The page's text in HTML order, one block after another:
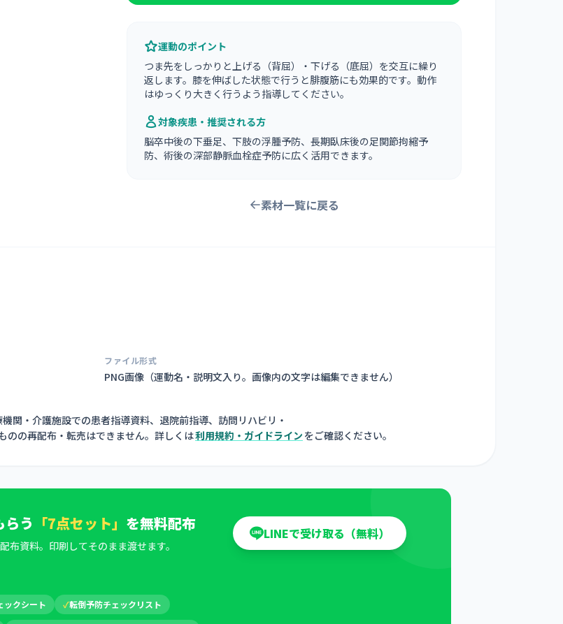
運動のポイント
つま先をしっかりと上げる（背屈）・下げる（底屈）を交互に繰り
返します。膝を伸ばした状態で行うと腓腹筋にも効果的です。動作
はゆっくり大きく行うよう指導してください。
対象疾患・推奨される方
脳卒中後の下垂足、下肢の浮腫予防、長期臥床後の足関節拘縮予
防、術後の深部静脈血栓症予防に広く活用できます。
素材一覧に戻る
ファイル形式
PNG画像（運動名・説明文入り。画像内の文字は編集できません）
関・介護施設での患者指導資料、退院前指導、訪問リハビリ・
のの再配布・転売はできません。詳しくは利用規約・ガイドライン をご確認ください。
う 「7点セット」 を無料配布
布資料。印刷してそのまま渡せます。
LINEで受け取る（無料）
ックシート ✓転倒予防チェックリスト